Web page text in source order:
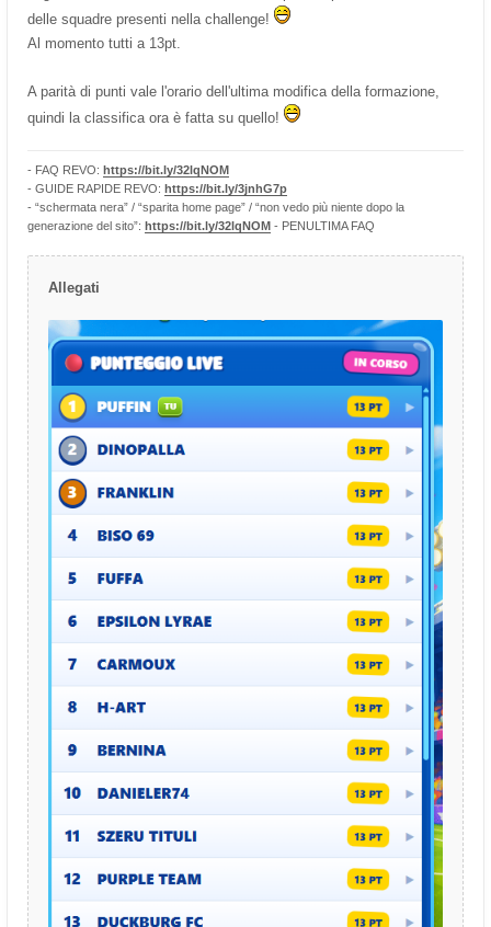
delle squadre presenti nella challenge!
Al momento tutti a 13pt.
A parità di punti vale l'orario dell'ultima modifica della formazione,
quindi la classifica ora è fatta su quello!
- FAQ REVO: https://bit.ly/32lqNOM
- GUIDE RAPIDE REVO: https://bit.ly/3jnhG7p
- “schermata nera” / “sparita home page” / “non vedo più niente dopo la
generazione del sito”: https://bit.ly/32lqNOM - PENULTIMA FAQ
Allegati